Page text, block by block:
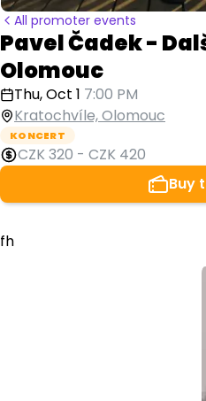
All promoter events
Pavel Čadek -
Olomouc
Thu, Oct 1 7:00 PM
Kratochvíle, Olomouc
KONCERT
CZK 320 - CZK 420
Buy
fh